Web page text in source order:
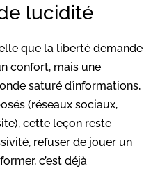
lucidité
que la liberté demande
confort, mais une
saturé d’informations,
(réseaux sociaux,
cette leçon reste
refuser de jouer un
c’est déjà